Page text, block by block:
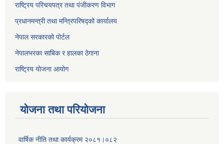
राष्ट्रिय परिचयपत्र तथा पंजीकरण विभाग
प्रधानमन्त्री तथा मन्त्रिपरिषद्को कार्यालय
नेपाल सरकारको पोर्टल
नेपालभरका साबिक र हालका ठेगाना
राष्ट्रिय योजना आयोग
योजना तथा परियोजना
वार्षिक नीति तथा कार्यक्रम २०८१।०८२